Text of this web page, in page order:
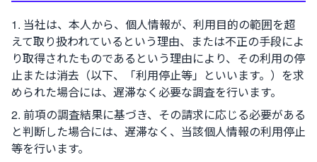
当社は、本人から、個人情報が、利用目的の範囲を超
えて取り扱われているという理由、または不正の手段によ
り取得されたものであるという理由により、その利用の停
止または消去（以下、「利用停止等」といいます。）を求
められた場合には、遅滞なく必要な調査を行います。
前項の調査結果に基づき、その請求に応じる必要がある
と判断した場合には、遅滞なく、当該個人情報の利用停止
等を行います。